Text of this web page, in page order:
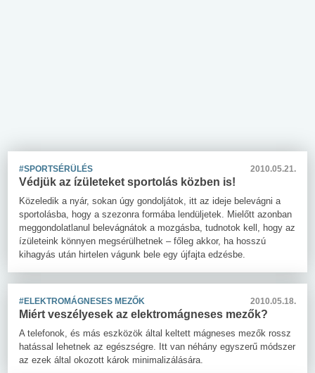
#SPORTSÉRÜLÉS 2010.05.21.
Védjük az ízületeket sportolás közben is!
Közeledik a nyár, sokan úgy gondoljátok, itt az ideje belevágni a
sportolásba, hogy a szezonra formába lendüljetek. Mielőtt azonban
meggondolatlanul belevágnátok a mozgásba, tudnotok kell, hogy az
ízületeink könnyen megsérülhetnek – főleg akkor, ha hosszú
kihagyás után hirtelen vágunk bele egy újfajta edzésbe.
#ELEKTROMÁGNESES MEZŐK 2010.05.18.
Miért veszélyesek az elektromágneses mezők?
A telefonok, és más eszközök által keltett mágneses mezők rossz
hatással lehetnek az egészségre. Itt van néhány egyszerű módszer
az ezek által okozott károk minimalizálására.